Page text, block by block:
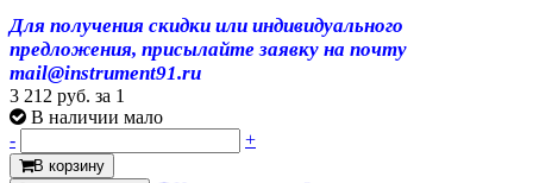
Для получения скидки или индивидуального
предложения, присылайте заявку на почту
mail@instrument91.ru
3 212 руб. за 1
В наличии мало
-
+
В корзину